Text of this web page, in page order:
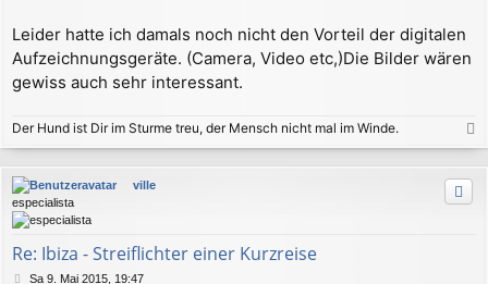
Leider hatte ich damals noch nicht den Vorteil der digitalen
Aufzeichnungsgeräte. (Camera, Video etc,)Die Bilder wären
gewiss auch sehr interessant.
Der Hund ist Dir im Sturme treu, der Mensch nicht mal im Winde.
a
c
ville
especialista
Re: Ibiza - Streiflichter einer Kurzreise
BSa 9. Mai 2015, 19:47